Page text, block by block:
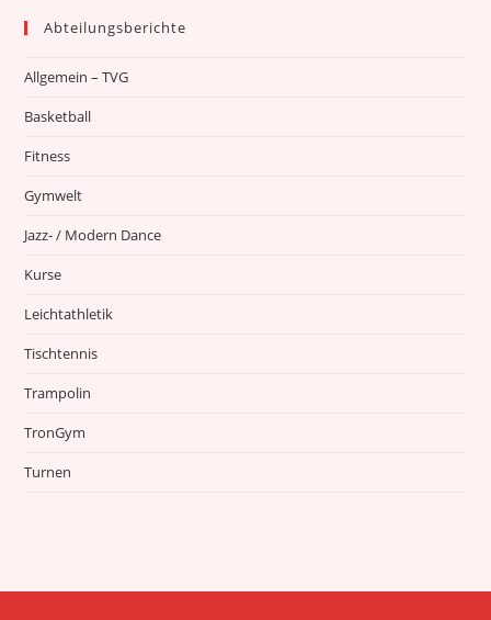
Abteilungsberichte
Allgemein – TVG
Basketball
Fitness
Gymwelt
Jazz- / Modern Dance
Kurse
Leichtathletik
Tischtennis
Trampolin
TronGym
Turnen